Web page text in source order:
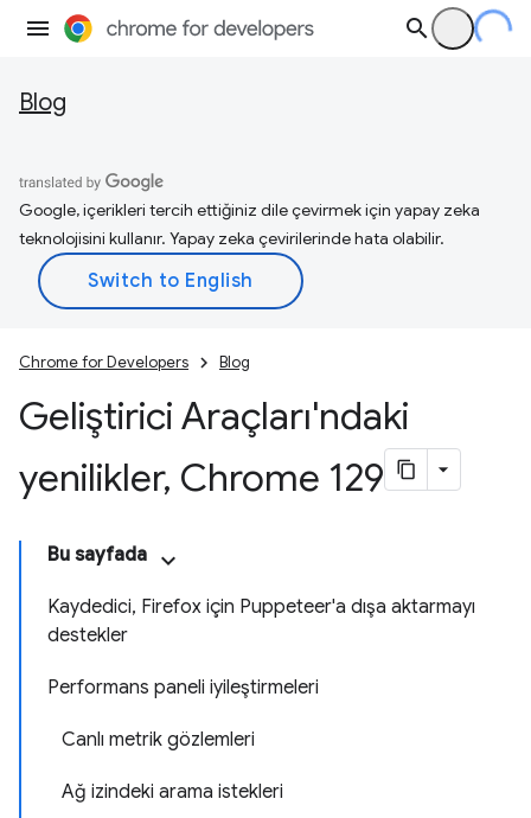
Blog
Google, içerikleri tercih ettiğiniz dile çevirmek için yapay zeka
teknolojisini kullanır. Yapay zeka çevirilerinde hata olabilir.
Chrome for Developers Blog
Geliştirici Araçları'ndaki
yenilikler, Chrome 129
Bu sayfada
Kaydedici, Firefox için Puppeteer'a dışa aktarmayı
destekler
Performans paneli iyileştirmeleri
Canlı metrik gözlemleri
Ağ izindeki arama istekleri